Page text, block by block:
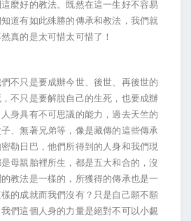
麼好的教法。既然在這一生好不容易
道有如此殊勝的傳承和教法，我們就
真的是太可惜太可惜了！
不只是要成辦今世、後世、再後世的
不只是要解脫自己的生死，也要成辦
身具有不可思議的能力，過去天竺的
、無著兄弟等，像是藏傳的這些傳承
勒日巴，他們所得到的人身和我們現
母親胎裡所生，都是五大和合的，沒
教法是一樣的，所獲得的傳承也是一
的成就而我們沒有？只是自己願不願
們這個人身的力量是絕對不可以小覷